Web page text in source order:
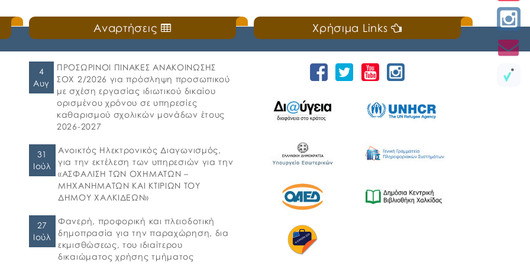
🛎️Ο Δήμος Χαλκιδέων ενημερώνει τους γονείς
και τους κηδεμόνες ότι, ξεκίνησε η
ηλεκτρονική υποβολή αιτήσεων για τη
συμμετοχή στο πρόγραμμα «Προώθηση και
υποστήριξη παιδιών για την ένταξή τους
στην προσχολική εκπαίδευση καθώς και για
τη πρόσβαση παιδιών σχολικής ηλικίας,
εφήβων και ατόμων με αναπηρία, σε
υπηρεσίες δημιουργικής απασχόλησης» για
📣Για 3η συνεχή χρονιά «άνοιξε πανιά» η
Ναυτική Εβδομάδα Χαλκίδας χθες, Σάββατο
18 Ιουλίου 2026, που διοργανώνουν ο Δήμος
Χαλκιδέων και η Ιερά Μητρόπολη Χαλκίδος,
Ιστιαίας και Βορείων Σποράδων, με την
Ελλάδας και του Ο.Π.Α.ΣΤ.Ε, του Οργανισμού
Λιμένων Ν. Εύβοιας και του Επιμελητηρίου
Εύβοιας. ⚓️Η επίσημη έναρξη
Αναρτήσεις
4
Αυγ
ΠΡΟΣΩΡΙΝΟΙ ΠΙΝΑΚΕΣ ΑΝΑΚΟΙΝΩΣΗΣ
ΣΟΧ 2/2026 για πρόσληψη προσωπικού
με σχέση εργασίας ιδιωτικού δικαίου
ορισμένου χρόνου σε υπηρεσίες
καθαρισμού σχολικών μονάδων έτους
2026-2027
31
Ιούλ
Ανοικτός Ηλεκτρονικός Διαγωνισμός,
για την εκτέλεση των υπηρεσιών για την
«ΑΣΦΑΛΙΣΗ ΤΩΝ ΟΧΗΜΑΤΩΝ –
ΜΗΧΑΝΗΜΑΤΩΝ ΚΑΙ ΚΤΙΡΙΩΝ ΤΟΥ
ΔΗΜΟΥ ΧΑΛΚΙΔΕΩΝ»
27
Ιούλ
Φανερή, προφορική και πλειοδοτική
δημοπρασία για την παραχώρηση, δια
εκμισθώσεως, του ιδιαίτερου
δικαιώματος χρήσης τμήματος
Χρήσιμα Links